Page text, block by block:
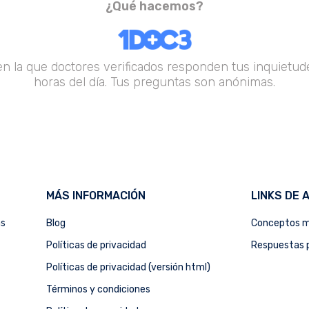
¿Qué hacemos?
la que doctores verificados responden tus
horas del día. Tus preguntas son anónimas.
MÁS INFORMACIÓN
Blog
Políticas de privacidad
Políticas de privacidad (versión html)
Términos y condiciones
LINKS DE
Conceptos
Respuestas